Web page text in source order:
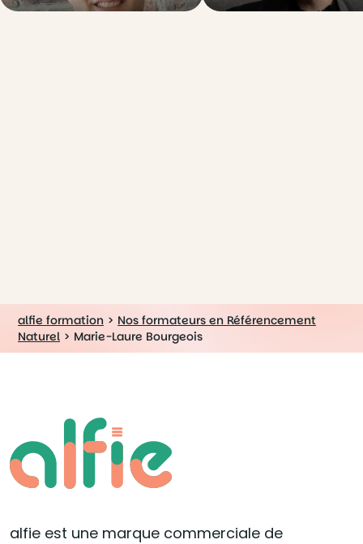
alfie formation > Nos formateurs en Référencement
Naturel > Marie-Laure Bourgeois
alfie est une marque commerciale de